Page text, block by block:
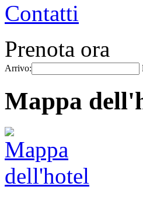
Contatti
Prenota ora
Arrivo:
Mappa